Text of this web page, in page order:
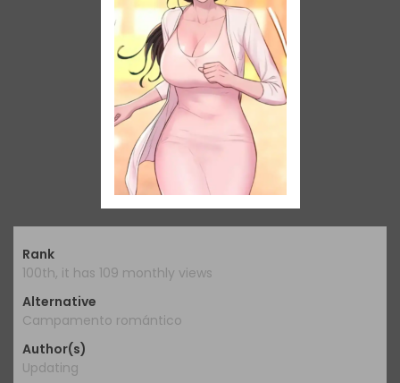
Rank
100th, it has 109 monthly views
Alternative
Campamento romántico
Author(s)
Updating